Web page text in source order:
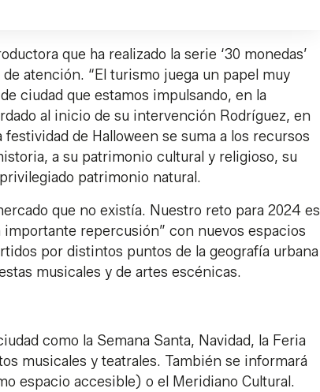
que ha realizado la serie ‘30 monedas’
atención. “El turismo juega un papel muy
ciudad que estamos impulsando, en la
al inicio de su intervención Rodríguez, en
de Halloween se suma a los recursos
a su patrimonio cultural y religioso, su
patrimonio natural.
que no existía. Nuestro reto para 2024 es
repercusión” con nuevos espacios
por distintos puntos de la geografía urbana
musicales y de artes escénicas.
como la Semana Santa, Navidad, la Feria
musicales y teatrales. También se informará
espacio accesible) o el Meridiano Cultural.